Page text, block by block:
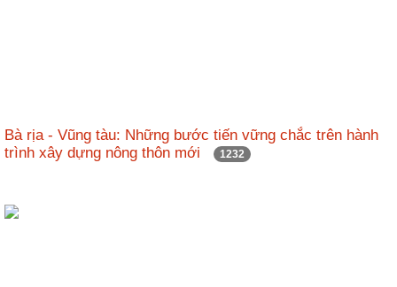
Bà rịa - Vũng tàu: Những bước tiến vững chắc trên hành
trình xây dựng nông thôn mới
1232